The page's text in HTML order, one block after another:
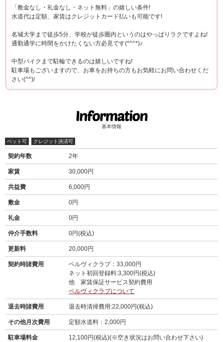
「敷金なし・礼金なし・ネット無料」の嬉しい条件!
水道代は定額、家賃はクレジットカード払いも可能です!
名城大学まで徒歩5分、学校が徒歩圏内というのはやっぱりラクですよね!
通勤通学に時間をかけたくない方必見です(*^^*)♪
中型バイクまで駐輪できるのは嬉しいですね!
駐車場もございますので、お車をお持ちの方もお気軽にお問い合わせくだ
さい(^^)/
基本情報
ペット可 クレジット決済可
契約年数 2年
家賃 30,000円
共益費 6,000円
敷金 0円
礼金 0円
仲介手数料 0円(税込)
更新料 20,000円
契約時諸費用
ベルヴィクラブ：33,000円
ネット初回登録料:3,300円(税込)
他 家賃保証サービス契約費用
ベルヴィクラブについて
退去時諸費用 退去時清掃費用:22,000円(税込)
その他月次費用 定額水道料：2,000円
駐車場料金 12,100円(税込)(※空き状況はお問い合わせ下さい)